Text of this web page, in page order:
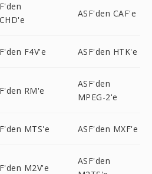
ASF'den CAF'e
F4V'e ASF'den HTK'e
RM'e
ASF'den
MPEG-2'e
MTS'e ASF'den MXF'e
M2V'e
ASF'den